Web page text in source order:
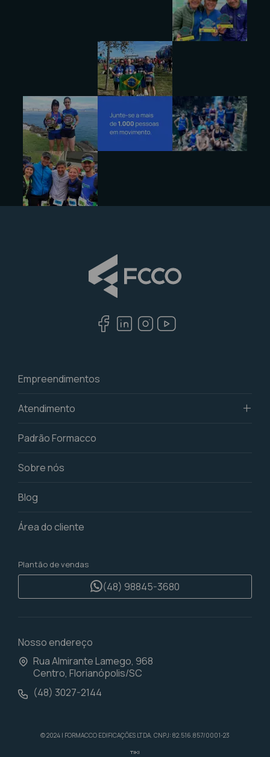
Empreendimentos
Atendimento
Nossos canais
Trabalhe conosco
Padrão Formacco
Sobre nós
Blog
Área do cliente
Plantão de vendas
(48) 98845-3680
Nosso endereço
Rua Almirante Lamego, 968
Centro, Florianópolis/SC
(48) 3027-2144
© 2024 | FORMACCO EDIFICAÇÕES LTDA. CNPJ: 82.516.857/0001-23
TIKI